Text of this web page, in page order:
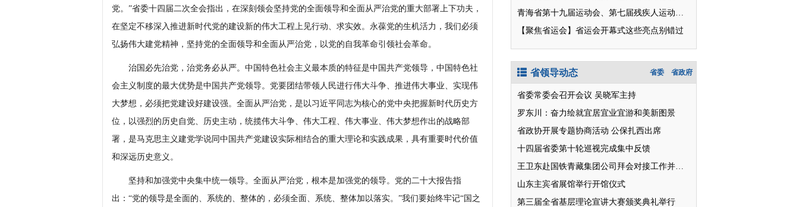
党。”省委十四届二次全会指出，在深刻领会坚持党的全面领导和全面从严治党的重大部署上下功夫，
在坚定不移深入推进新时代党的建设新的伟大工程上见行动、求实效。永葆党的生机活力，我们必须
弘扬伟大建党精神，坚持党的全面领导和全面从严治党，以党的自我革命引领社会革命。
治国必先治党，治党务必从严。中国特色社会主义最本质的特征是中国共产党领导，中国特色社
会主义制度的最大优势是中国共产党领导。党要团结带领人民进行伟大斗争、推进伟大事业、实现伟
大梦想，必须把党建设好建设强。全面从严治党，是以习近平同志为核心的党中央把握新时代历史方
位，以强烈的历史自觉、历史主动，统揽伟大斗争、伟大工程、伟大事业、伟大梦想作出的战略部
署，是马克思主义建党学说同中国共产党建设实际相结合的重大理论和实践成果，具有重要时代价值
和深远历史意义。
坚持和加强党中央集中统一领导。全面从严治党，根本是加强党的领导。党的二十大报告指
出：“党的领导是全面的、系统的、整体的，必须全面、系统、整体加以落实。”我们要始终牢记“国之
青海省第十九届运动会、第七届残疾人运动会明日开幕
【聚焦省运会】省运会开幕式这些亮点别错过
省领导动态 省政府
省委
省委常委会召开会议 吴晓军主持
罗东川：奋力绘就宜居宜业宜游和美新图景
省政协开展专题协商活动 公保扎西出席
十四届省委第十轮巡视完成集中反馈
王卫东赴国铁青藏集团公司拜会对接工作并座谈
山东主宾省展馆举行开馆仪式
第三届全省基层理论宣讲大赛颁奖典礼举行